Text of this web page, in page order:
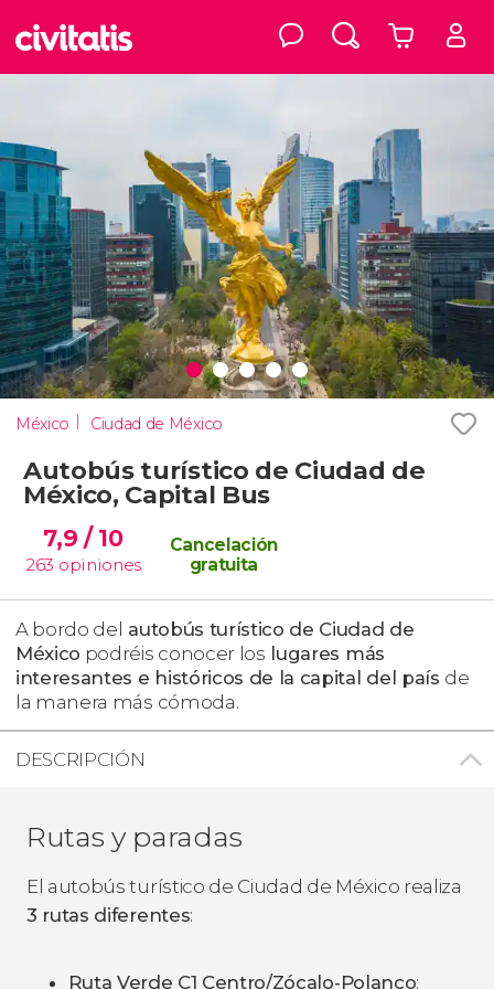
México Ciudad de México
Autobús turístico de Ciudad de
México, Capital Bus
7,9/ 10
263 opiniones
Cancelación
gratuita
A bordo del autobús turístico de Ciudad de
México podréis conocer los lugares más
interesantes e históricos de la capital del país de
la manera más cómoda.
DESCRIPCIÓN
Rutas y paradas
El autobús turístico de Ciudad de México realiza
3 rutas diferentes:
Ruta Verde C1 Centro/Zócalo-Polanco: